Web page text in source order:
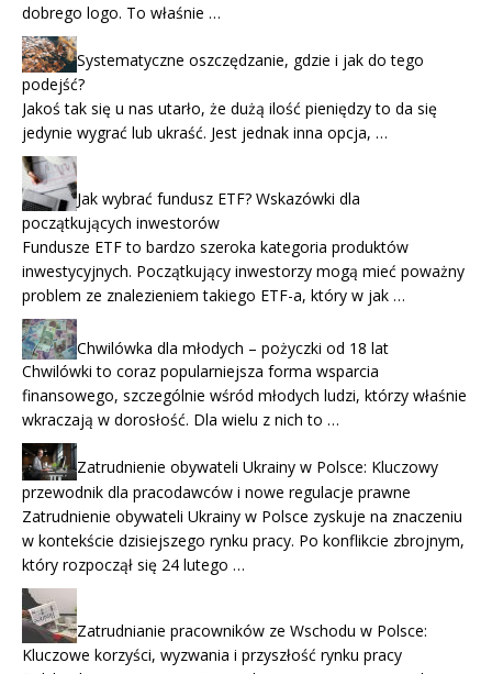
dobrego logo. To właśnie …
Systematyczne oszczędzanie, gdzie i jak do tego
podejść?
Jakoś tak się u nas utarło, że dużą ilość pieniędzy to da się
jedynie wygrać lub ukraść. Jest jednak inna opcja, …
Jak wybrać fundusz ETF? Wskazówki dla
początkujących inwestorów
Fundusze ETF to bardzo szeroka kategoria produktów
inwestycyjnych. Początkujący inwestorzy mogą mieć poważny
problem ze znalezieniem takiego ETF-a, który w jak …
Chwilówka dla młodych – pożyczki od 18 lat
Chwilówki to coraz popularniejsza forma wsparcia
finansowego, szczególnie wśród młodych ludzi, którzy właśnie
wkraczają w dorosłość. Dla wielu z nich to …
Zatrudnienie obywateli Ukrainy w Polsce: Kluczowy
przewodnik dla pracodawców i nowe regulacje prawne
Zatrudnienie obywateli Ukrainy w Polsce zyskuje na znaczeniu
w kontekście dzisiejszego rynku pracy. Po konflikcie zbrojnym,
który rozpoczął się 24 lutego …
Zatrudnianie pracowników ze Wschodu w Polsce:
Kluczowe korzyści, wyzwania i przyszłość rynku pracy